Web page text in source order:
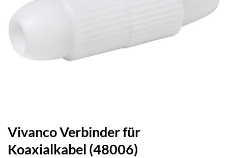
Vivanco Verbinder für
Koaxialkabel (48006)